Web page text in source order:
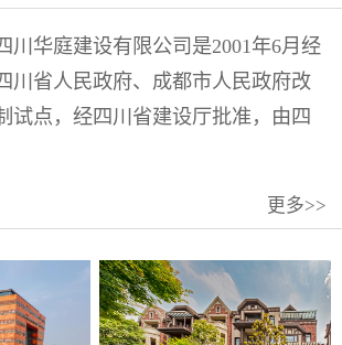
川华庭建设有限公司是2001年6月经
川省人民政府、成都市人民政府改
试点，经四川省建设厅批准，由四
元。公司具有建筑工程施工总承包
级、市政公用工程施工总承包壹
、地...
更多>>